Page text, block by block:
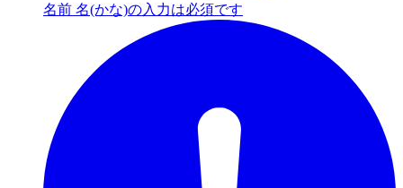
名前 名(かな)の入力は必須です